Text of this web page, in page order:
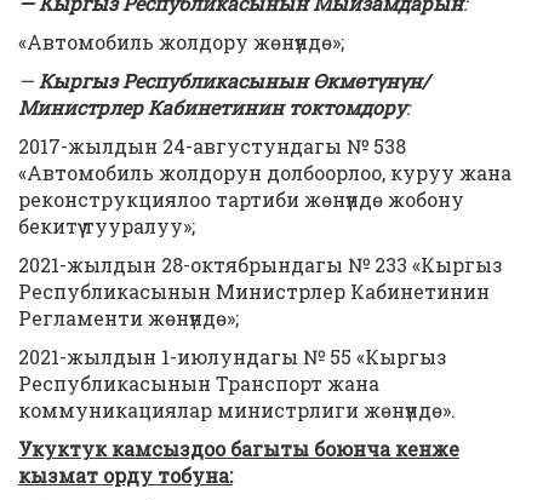
«Автомобиль жолдору жөнүндө»;
—Кыргыз Республикасынын Өкмөтүнүн/
Министрлер Кабинетинин токтомдору:
2017-жылдын 24-августундагы № 538
«Автомобиль жолдорун долбоорлоо, куруу жана
реконструкциялоо тартиби жөнүндө жобону
бекитүү тууралуу»;
2021-жылдын 28-октябрындагы № 233 «Кыргыз
Республикасынын Министрлер Кабинетинин
Регламенти жөнүндө»;
2021-жылдын 1-июлундагы № 55 «Кыргыз
Республикасынын Транспорт жана
коммуникациялар министрлиги жөнүндө».
Укуктук камсыздоо багыты боюнча кенже
кызмат орду тобуна: